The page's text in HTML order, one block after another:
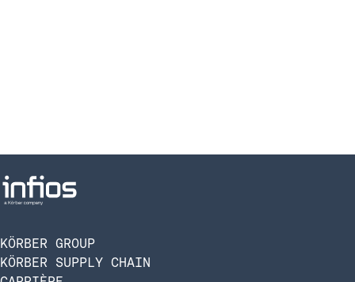
KÖRBER GROUP
KÖRBER SUPPLY CHAIN